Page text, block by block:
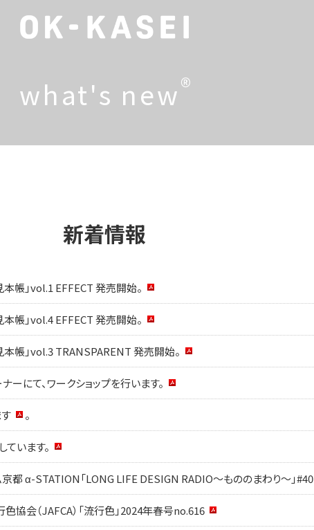
what's new®
新着情報
本帳」vol.1 EFFECT 発売開始。
本帳」vol.4 EFFECT 発売開始。
本帳」vol.3 TRANSPARENT 発売開始。
にて、ワークショップを行います。
。
います。
都 α-STATION「LONG LIFE DESIGN RADIO～もののまわり～」#40
協会（JAFCA）「流行色」2024年春号no.616